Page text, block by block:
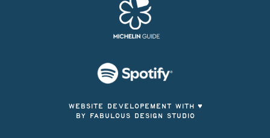
WEBSITE DEVELOPEMENT WITH ♥
BY FABULOUS DESIGN STUDIO